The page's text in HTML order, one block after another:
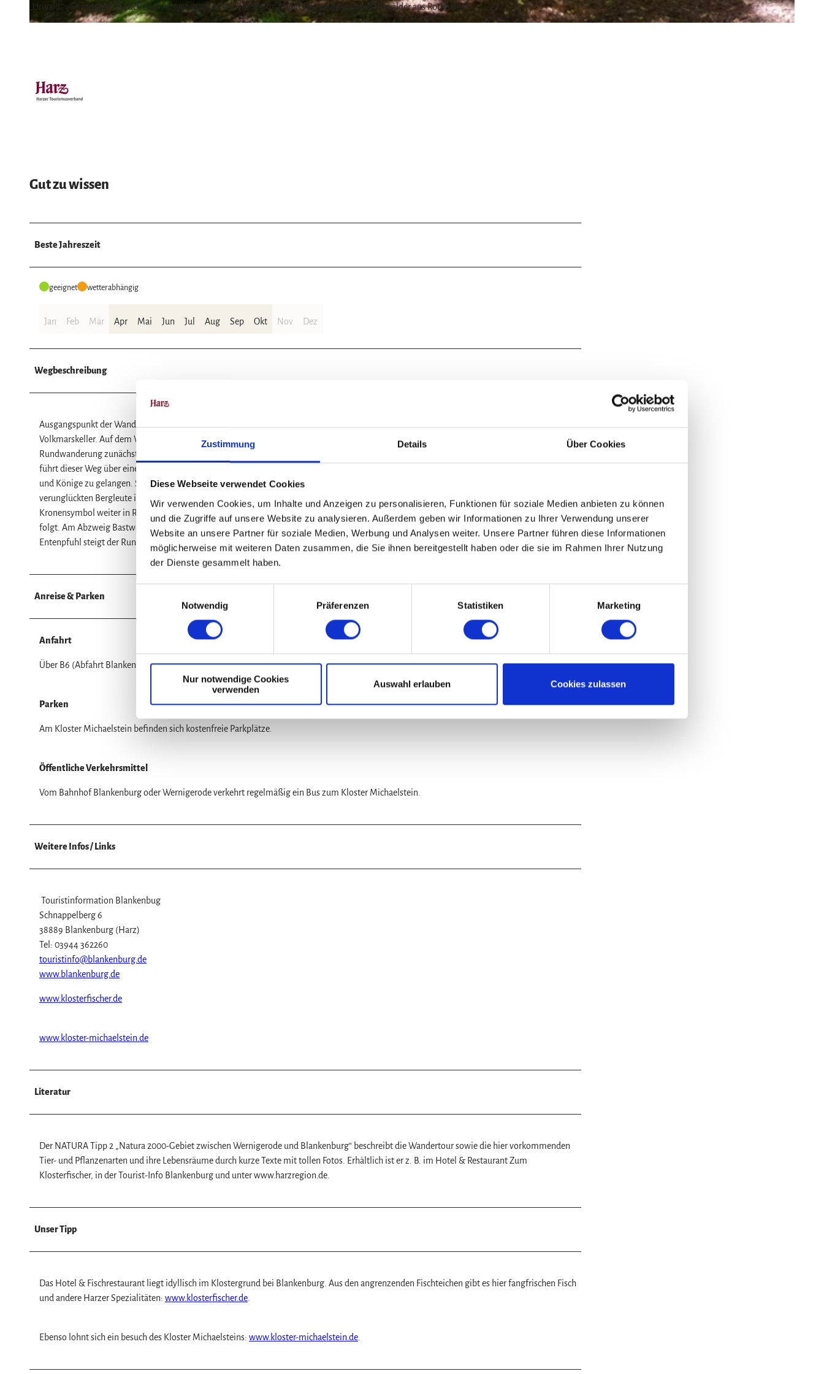
Zustimmung Details Über Cookies
Diese Webseite verwendet Cookies
Wir verwenden Cookies, um Inhalte und Anzeigen zu personalisieren, Funktionen für soziale Medien anbieten zu können
und die Zugriffe auf unsere Website zu analysieren. Außerdem geben wir Informationen zu Ihrer Verwendung unserer
Website an unsere Partner für soziale Medien, Werbung und Analysen weiter. Unsere Partner führen diese Informationen
möglicherweise mit weiteren Daten zusammen, die Sie ihnen bereitgestellt haben oder die sie im Rahmen Ihrer Nutzung
der Dienste gesammelt haben.
n
s
u
w
l
Notwendig Präferenzen Statistiken Marketing
Nur notwendige Cookies
verwenden
Auswahl erlauben Cookies zulassen
„Urwald“ von morgen. Zurück zum Ausgangspunkt der Wanderung führt der Weg durch Hallenwälder aus Rotbuchen.
Gut zu wissen
Beste Jahreszeit
geeignet wetterabhängig
Jan Feb Mär Apr Mai Jun Jul Aug Sep Okt Nov Dez
Wegbeschreibung
Ausgangspunkt der Wanderung ist das Kloster Michaelstein bei Blankenburg. Vom Parkplatz aus weist die Beschilderung bereits den Weg zum
Volkmarskeller. Auf dem Weg deutscher Kaiser und Könige (Wegmarkierung stilisierte goldene Kaiserkrone auf rotem Grund) geht die
Rundwanderung zunächst bergauf, vorbei an den Klosterteichen. Ein Parallelweg führt direkt an den Teichen entlang. Am Ende der Teichkaskade
führt dieser Weg über eine Brücke. Nun geht es ein kurzes Stück entgegen der bisherigen Laufrichtung, um wieder auf den Weg Deutscher Kaiser
und Könige zu gelangen. Scharf nach links sind es noch knapp 3 km zum Volkmarskeller. Der Kaiserweg passiert einen Gedenkstein für die
verunglückten Bergleute in der Grube Volkmar. Vorbei an den Ibenklippen erreicht er den Volkmarskeller. Von hier aus führt der Weg mit dem
Kronensymbol weiter in Richtung Südwesten zum Eggeröder Brunnen. Hier zweigt der Herzogsweg ab, dem die Rundwanderung für einige Zeit
folgt. Am Abzweig Bastweg verlässt die Tour den Herzogsweg. Der Bastweg quert eine einst dicht bewaldete Fläche. Über den Abzweig
Entenpfuhl steigt der Rundweg nun hinab in den Klostergrund. Es geht schließlich zurück zum Kloster Michaelstein.
Anreise & Parken
Anfahrt
Über B6 (Abfahrt Blankenburg-Zentrum), B27 oder B81 nach Blankenburg, dann weiter in Richtung Kloster Michaelstein.
Parken
Am Kloster Michaelstein befinden sich kostenfreie Parkplätze.
Öffentliche Verkehrsmittel
Vom Bahnhof Blankenburg oder Wernigerode verkehrt regelmäßig ein Bus zum Kloster Michaelstein.
Weitere Infos / Links
Touristinformation Blankenbug
Schnappelberg 6
38889 Blankenburg (Harz)
Tel: 03944 362260
touristinfo@blankenburg.de
www.blankenburg.de
www.klosterfischer.de
www.kloster-michaelstein.de
Literatur
Der NATURA Tipp 2 „Natura 2000-Gebiet zwischen Wernigerode und Blankenburg“ beschreibt die Wandertour sowie die hier vorkommenden
Tier- und Pflanzenarten und ihre Lebensräume durch kurze Texte mit tollen Fotos. Erhältlich ist er z. B. im Hotel & Restaurant Zum
Klosterfischer, in der Tourist-Info Blankenburg und unter www.harzregion.de.
Unser Tipp
Das Hotel & Fischrestaurant liegt idyllisch im Klostergrund bei Blankenburg. Aus den angrenzenden Fischteichen gibt es hier fangfrischen Fisch
und andere Harzer Spezialitäten: www.klosterfischer.de
Ebenso lohnt sich ein besuch des Kloster Michaelsteins: www.kloster-michaelstein.de